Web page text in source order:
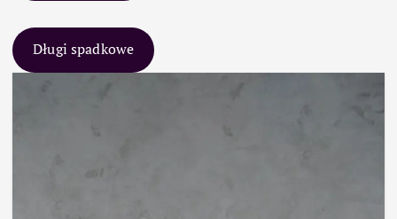
Długi spadkowe